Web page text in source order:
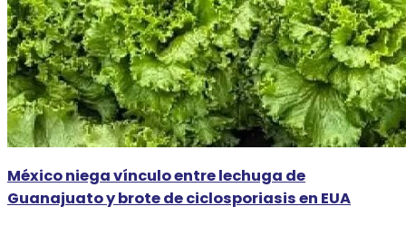
México niega vínculo entre lechuga de
Guanajuato y brote de ciclosporiasis en EUA